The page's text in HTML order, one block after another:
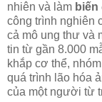
nhiên và làm biến
công trình nghiên
cả mô ung thư và
tin từ gần 8.000
khắp cơ thể,
quá trình lão hóa
của một người từ